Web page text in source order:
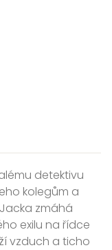
detektivu
kolegům a
zmáhá
exilu na řídce
vzduch a ticho